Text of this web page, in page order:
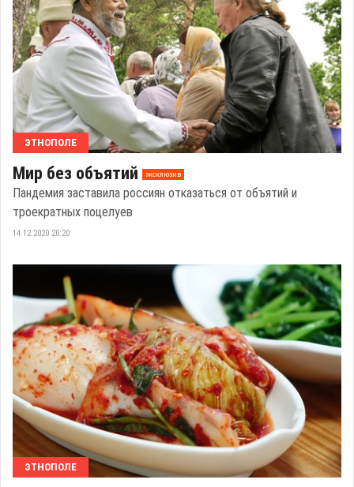
ЭТНОПОЛЕ
Мир без объятий эксклюзив
Пандемия заставила россиян отказаться от объятий и
троекратных поцелуев
14.12.2020 20:20
ЭТНОПОЛЕ